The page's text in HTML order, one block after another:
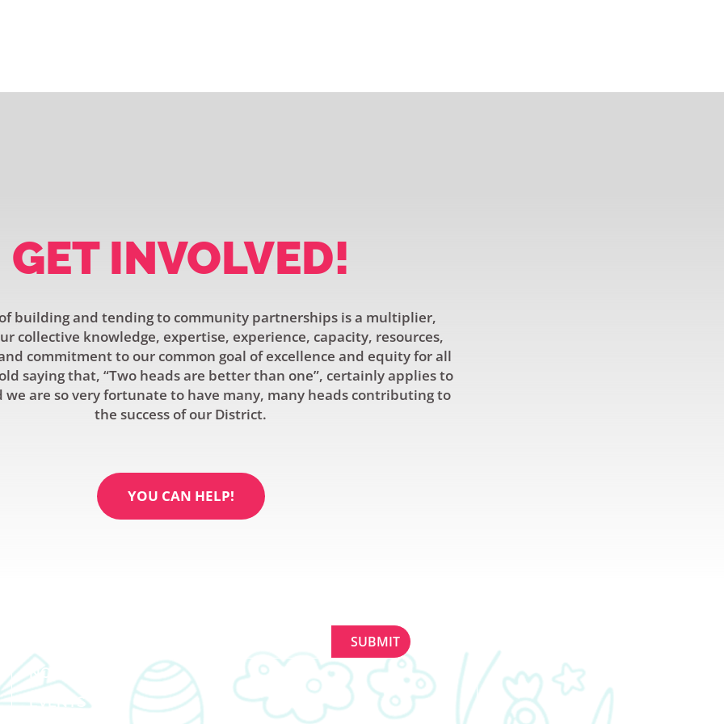
GET INVOLVED!
building and tending to community partnerships is a multiplier,
collective knowledge, expertise, experience, capacity, resources,
commitment to our common goal of excellence and equity for all
saying that, “Two heads are better than one”, certainly applies to
we are so very fortunate to have many, many heads contributing to
the success of our District.
YOU CAN HELP!
NOUVELLES
EVENTS
Constant
Contact
Use.